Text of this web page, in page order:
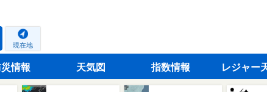
現在地
災情報 天気図 指数情報 レジャー